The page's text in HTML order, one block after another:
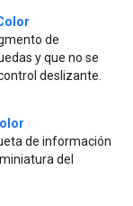
de
y que no se
deslizante.
de información
del